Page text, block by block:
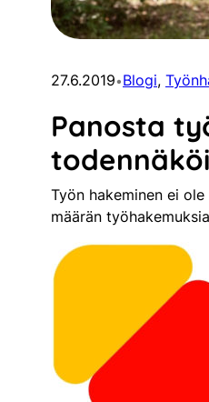
27.6.2019•Blogi,
Panosta
Työn hakeminen ei
määrän